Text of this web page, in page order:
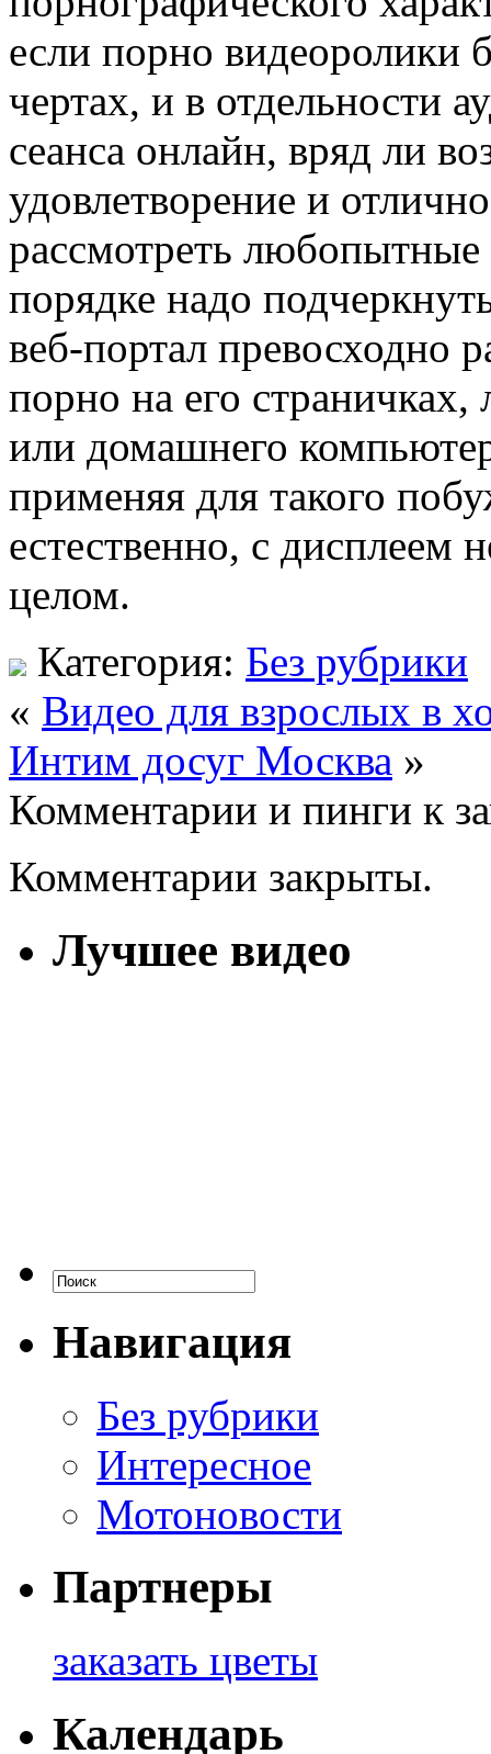
если порно видеоролики
чертах, и в отдельности
сеанса онлайн, вряд ли
удовлетворение и
рассмотреть
порядке надо
веб-портал превосходно
порно на его страничках,
или домашнего
применяя для такого
естественно, с дисплеем
целом.
Категория: Без рубрики
« Видео для взрослых в
Интим досуг Москва »
Комментарии и пинги к
Комментарии закрыты.
Лучшее видео
Навигация
Без рубрики
Интересное
Мотоновости
Партнеры
заказать цветы
Календарь